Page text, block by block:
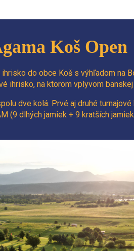
Koš Open
do obce Koš s výhľadom na
ihrisko, na ktorom vplyvom
dve kolá. Prvé aj druhé
(9 dlhých jamiek + 9 kratších